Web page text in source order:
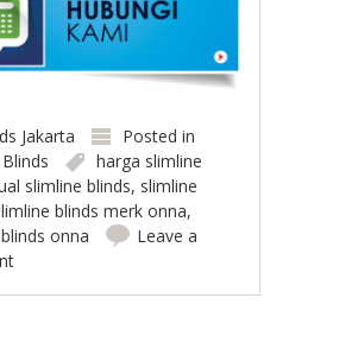
Jakarta
Posted in
harga slimline
slimline blinds, slimline
blinds merk onna,
onna
Leave a